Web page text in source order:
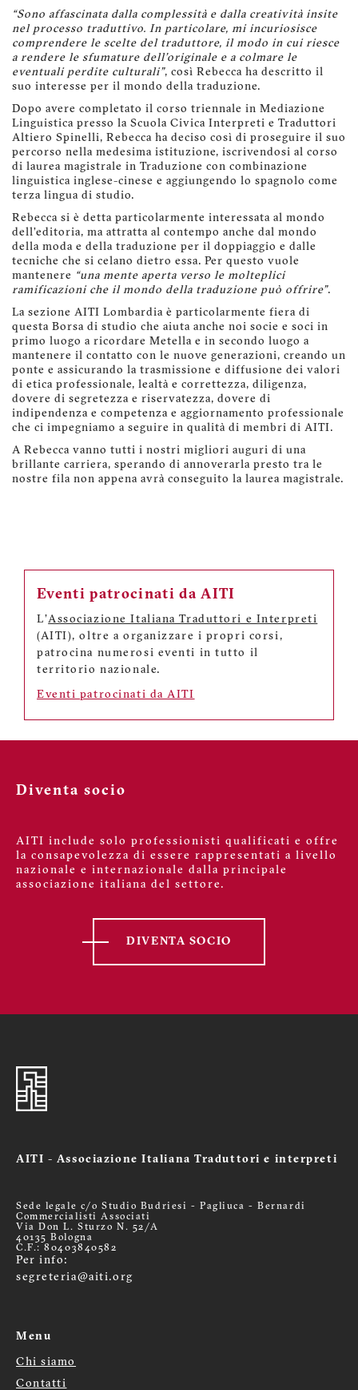
“Sono affascinata dalla complessità e dalla creatività insite
nel processo traduttivo. In particolare, mi incuriosisce
comprendere le scelte del traduttore, il modo in cui riesce
a rendere le sfumature dell’originale e a colmare le
eventuali perdite culturali”, così Rebecca ha descritto il
suo interesse per il mondo della traduzione.
Dopo avere completato il corso triennale in Mediazione
Linguistica presso la Scuola Civica Interpreti e Traduttori
Altiero Spinelli, Rebecca ha deciso così di proseguire il suo
percorso nella medesima istituzione, iscrivendosi al corso
di laurea magistrale in Traduzione con combinazione
linguistica inglese-cinese e aggiungendo lo spagnolo come
terza lingua di studio.
Rebecca si è detta particolarmente interessata al mondo
dell’editoria, ma attratta al contempo anche dal mondo
della moda e della traduzione per il doppiaggio e dalle
tecniche che si celano dietro essa. Per questo vuole
mantenere “una mente aperta verso le molteplici
ramificazioni che il mondo della traduzione può offrire”.
La sezione AITI Lombardia è particolarmente fiera di
questa Borsa di studio che aiuta anche noi socie e soci in
primo luogo a ricordare Metella e in secondo luogo a
mantenere il contatto con le nuove generazioni, creando un
ponte e assicurando la trasmissione e diffusione dei valori
di etica professionale, lealtà e correttezza, diligenza,
dovere di segretezza e riservatezza, dovere di
indipendenza e competenza e aggiornamento professionale
che ci impegniamo a seguire in qualità di membri di AITI.
A Rebecca vanno tutti i nostri migliori auguri di una
brillante carriera, sperando di annoverarla presto tra le
nostre fila non appena avrà conseguito la laurea magistrale.
Eventi patrocinati da AITI
L'Associazione Italiana Traduttori e Interpreti
(AITI), oltre a organizzare i propri corsi,
patrocina numerosi eventi in tutto il
territorio nazionale.
Eventi patrocinati da AITI
Diventa socio
AITI include solo professionisti qualificati e offre
la consapevolezza di essere rappresentati a livello
nazionale e internazionale dalla principale
associazione italiana del settore.
DIVENTA SOCIO
AITI - Associazione Italiana Traduttori e interpreti
Sede legale c/o Studio Budriesi - Pagliuca - Bernardi
Commercialisti Associati
Via Don L. Sturzo N. 52/A
40135 Bologna
C.F.: 80403840582
Per info:
segreteria@aiti.org
Menu
Chi siamo
Contatti